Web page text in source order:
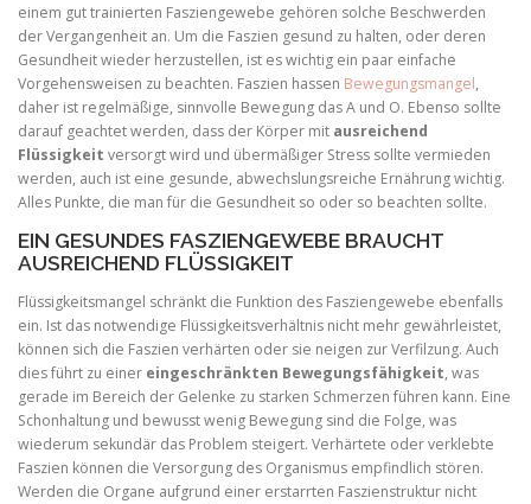
einem gut trainierten Fasziengewebe gehören solche Beschwerden
der Vergangenheit an. Um die Faszien gesund zu halten, oder deren
Gesundheit wieder herzustellen, ist es wichtig ein paar einfache
Vorgehensweisen zu beachten. Faszien hassen Bewegungsmangel,
daher ist regelmäßige, sinnvolle Bewegung das A und O. Ebenso sollte
darauf geachtet werden, dass der Körper mit ausreichend
Flüssigkeit versorgt wird und übermäßiger Stress sollte vermieden
werden, auch ist eine gesunde, abwechslungsreiche Ernährung wichtig.
Alles Punkte, die man für die Gesundheit so oder so beachten sollte.
EIN GESUNDES FASZIENGEWEBE BRAUCHT
AUSREICHEND FLÜSSIGKEIT
Flüssigkeitsmangel schränkt die Funktion des Fasziengewebe ebenfalls
ein. Ist das notwendige Flüssigkeitsverhältnis nicht mehr gewährleistet,
können sich die Faszien verhärten oder sie neigen zur Verfilzung. Auch
dies führt zu einer eingeschränkten Bewegungsfähigkeit, was
gerade im Bereich der Gelenke zu starken Schmerzen führen kann. Eine
Schonhaltung und bewusst wenig Bewegung sind die Folge, was
wiederum sekundär das Problem steigert. Verhärtete oder verklebte
Faszien können die Versorgung des Organismus empfindlich stören.
Werden die Organe aufgrund einer erstarrten Faszienstruktur nicht